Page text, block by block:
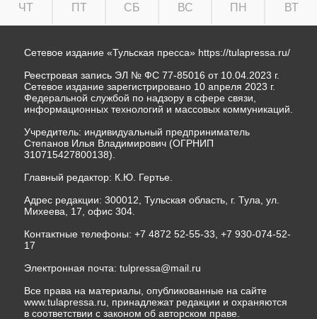
ЧТ ПТ СБ ВС ПН ВТ
Сетевое издание «Тульская пресса» https://tulapressa.ru/
Реестровая запись ЭЛ № ФС 77-85016 от 10.04.2023 г.
Сетевое издание зарегистрировано 10 апреля 2023 г.
Федеральной службой по надзору в сфере связи,
информационных технологий и массовых коммуникаций.
Учредитель: индивидуальный предприниматель
Степанов Илья Владимирович (ОГРНИП
310715427800138).
Главный редактор: К.Ю. Гертье.
Адрес редакции: 300012, Тульская область, г. Тула, ул.
Михеева, 17, офис 304.
Контактные телефоны: +7 4872 52-55-33, +7 930-074-52-
17
Электронная почта: tulpressa@mail.ru
Все права на материалы, опубликованные на сайте
www.tulapressa.ru, принадлежат редакции и охраняются
в соответствии с законом об авторском праве.